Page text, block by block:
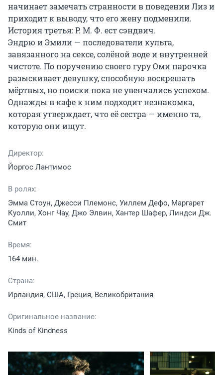
начинает замечать странности в поведении Лиз и
приходит к выводу, что его жену подменили.
История третья: Р. М. Ф. ест сэндвич.
Эндрю и Эмили — последователи культа,
завязанного на сексе, солёной воде и внутренней
чистоте. По поручению своего гуру Оми парочка
разыскивает девушку, способную воскрешать
мёртвых, но поиски пока не увенчались успехом.
Однажды в кафе к ним подходит незнакомка,
которая утверждает, что её сестра — именно та,
которую они ищут.
Директор:
Йоргос Лантимос
В ролях:
Эмма Стоун, Джесси Племонс, Уиллем Дефо, Маргарет
Куолли, Хонг Чау, Джо Элвин, Хантер Шафер, Линдси Дж.
Смит
Время:
164 мин.
Страна:
Ирландия, США, Греция, Великобритания
Оригинальное название:
Kinds of Kindness